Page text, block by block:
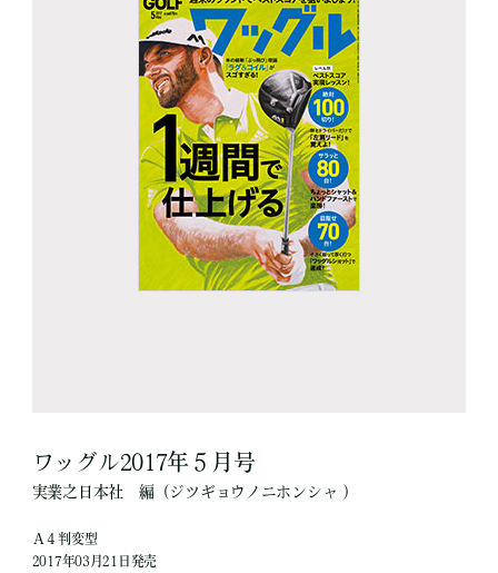
ワッグル2017年５月号
実業之日本社 編（ジツギョウノニホンシャ ）
Ａ４判変型
2017年03月21日発売